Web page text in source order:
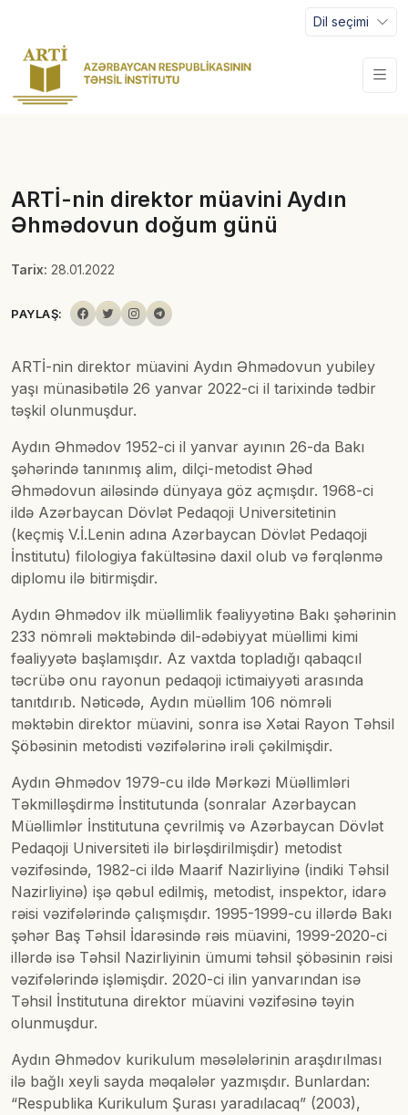
Dil seçimi
ARTİ-nin direktor müavini Aydın
Əhmədovun doğum günü
Tarix: 28.01.2022
PAYLAŞ:
ARTİ-nin direktor müavini Aydın Əhmədovun yubiley
yaşı münasibətilə 26 yanvar 2022-ci il tarixində tədbir
təşkil olunmuşdur.
Aydın Əhmədov 1952-ci il yanvar ayının 26-da Bakı
şəhərində tanınmış alim, dilçi-metodist Əhəd
Əhmədovun ailəsində dünyaya göz açmışdır. 1968-ci
ildə Azərbaycan Dövlət Pedaqoji Universitetinin
(keçmiş V.İ.Lenin adına Azərbaycan Dövlət Pedaqoji
İnstitutu) filologiya fakültəsinə daxil olub və fərqlənmə
diplomu ilə bitirmişdir.
Aydın Əhmədov ilk müəllimlik fəaliyyətinə Bakı şəhərinin
233 nömrəli məktəbində dil-ədəbiyyat müəllimi kimi
fəaliyyətə başlamışdır. Az vaxtda topladığı qabaqcıl
təcrübə onu rayonun pedaqoji ictimaiyyəti arasında
tanıtdırıb. Nəticədə, Aydın müəllim 106 nömrəli
məktəbin direktor müavini, sonra isə Xətai Rayon Təhsil
Şöbəsinin metodisti vəzifələrinə irəli çəkilmişdir.
Aydın Əhmədov 1979-cu ildə Mərkəzi Müəllimləri
Təkmilləşdirmə İnstitutunda (sonralar Azərbaycan
Müəllimlər İnstitutuna çevrilmiş və Azərbaycan Dövlət
Pedaqoji Universiteti ilə birləşdirilmişdir) metodist
vəzifəsində, 1982-ci ildə Maarif Nazirliyinə (indiki Təhsil
Nazirliyinə) işə qəbul edilmiş, metodist, inspektor, idarə
rəisi vəzifələrində çalışmışdır. 1995-1999-cu illərdə Bakı
şəhər Baş Təhsil İdarəsində rəis müavini, 1999-2020-ci
illərdə isə Təhsil Nazirliyinin ümumi təhsil şöbəsinin rəisi
vəzifələrində işləmişdir. 2020-ci ilin yanvarından isə
Təhsil İnstitutuna direktor müavini vəzifəsinə təyin
olunmuşdur.
Aydın Əhmədov kurikulum məsələlərinin araşdırılması
ilə bağlı xeyli sayda məqalələr yazmışdır. Bunlardan:
“Respublika Kurikulum Şurası yaradılacaq” (2003),